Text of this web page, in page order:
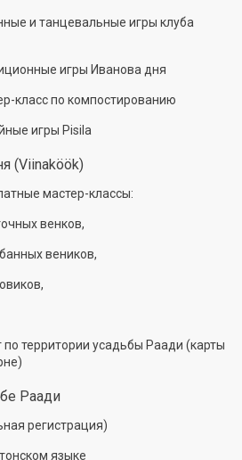
и танцевальные игры клуба
игры Иванова дня
класс по компостированию
игры Pisila
(Viinaköök)
мастер-классы:
венков,
веников,
по территории усадьбы Раади (карты
Раади
регистрация)
языке